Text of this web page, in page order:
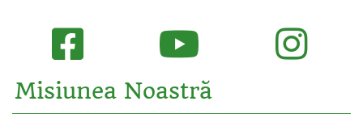
Misiunea Noastră